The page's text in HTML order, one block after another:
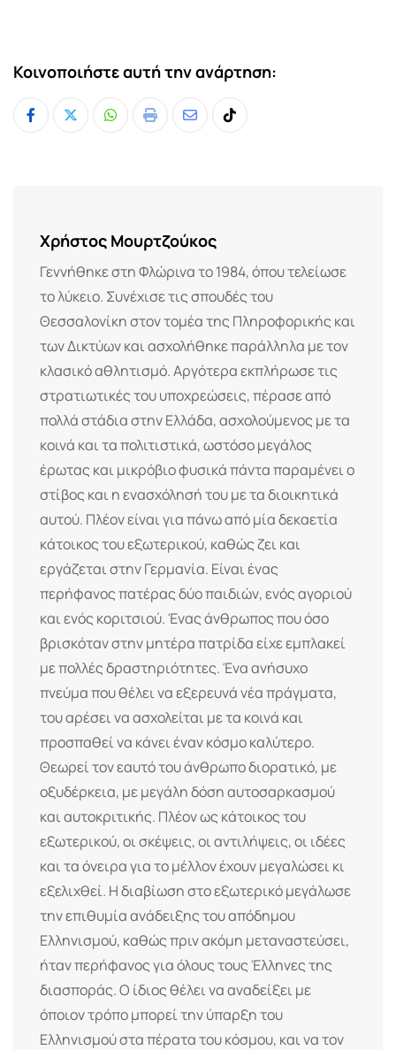
Κοινοποιήστε αυτή την ανάρτηση:
Whatsapp
Print
ShareTiktok
Χρήστος Μουρτζούκος
Γεννήθηκε στη Φλώρινα το 1984, όπου τελείωσε
το λύκειο. Συνέχισε τις σπουδές του
Θεσσαλονίκη στον τομέα της Πληροφορικής και
των Δικτύων και ασχολήθηκε παράλληλα με τον
κλασικό αθλητισμό. Αργότερα εκπλήρωσε τις
στρατιωτικές του υποχρεώσεις, πέρασε από
πολλά στάδια στην Ελλάδα, ασχολούμενος με τα
κοινά και τα πολιτιστικά, ωστόσο μεγάλος
έρωτας και μικρόβιο φυσικά πάντα παραμένει ο
στίβος και η ενασχόλησή του με τα διοικητικά
αυτού. Πλέον είναι για πάνω από μία δεκαετία
κάτοικος του εξωτερικού, καθώς ζει και
εργάζεται στην Γερμανία. Είναι ένας
περήφανος πατέρας δύο παιδιών, ενός αγοριού
και ενός κοριτσιού. Ένας άνθρωπος που όσο
βρισκόταν στην μητέρα πατρίδα είχε εμπλακεί
με πολλές δραστηριότητες. Ένα ανήσυχο
πνεύμα που θέλει να εξερευνά νέα πράγματα,
του αρέσει να ασχολείται με τα κοινά και
προσπαθεί να κάνει έναν κόσμο καλύτερο.
Θεωρεί τον εαυτό του άνθρωπο διορατικό, με
οξυδέρκεια, με μεγάλη δόση αυτοσαρκασμού
και αυτοκριτικής. Πλέον ως κάτοικος του
εξωτερικού, οι σκέψεις, οι αντιλήψεις, οι ιδέες
και τα όνειρα για το μέλλον έχουν μεγαλώσει κι
εξελιχθεί. Η διαβίωση στο εξωτερικό μεγάλωσε
την επιθυμία ανάδειξης του απόδημου
Ελληνισμού, καθώς πριν ακόμη μεταναστεύσει,
ήταν περήφανος για όλους τους Έλληνες της
διασποράς. Ο ίδιος θέλει να αναδείξει με
όποιον τρόπο μπορεί την ύπαρξη του
Ελληνισμού στα πέρατα του κόσμου, και να τον